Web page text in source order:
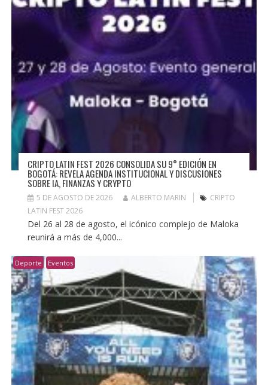
CRIPTO LATIN FEST 2026 CONSOLIDA SU 9° EDICIÓN EN
BOGOTÁ: REVELA AGENDA INSTITUCIONAL Y DISCUSIONES
SOBRE IA, FINANZAS Y CRYPTO
5 DE AGOSTO DE 2026 ALBERTO MARIN
CRIPTO
LATIN FEST 2026
Del 26 al 28 de agosto, el icónico complejo de Maloka
reunirá a más de 4,000...
Deporte Eventos